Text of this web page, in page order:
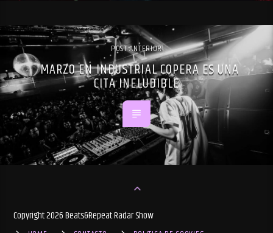
POST ANTERIOR
MARZO EN INDUSTRIAL COPERA ES UNA
CITA INELUDIBLE
Copyright 2026 Beats&Repeat Radar Show